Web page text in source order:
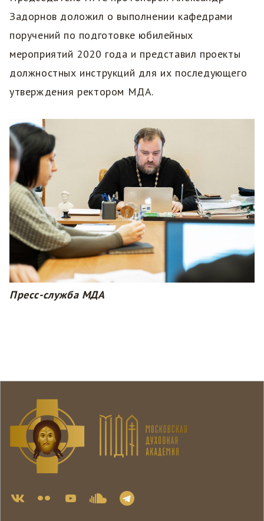
Задорнов доложил о выполнении кафедрами
поручений по подготовке юбилейных
мероприятий 2020 года и представил проекты
должностных инструкций для их последующего
утверждения ректором МДА.
Пресс-служба МДА